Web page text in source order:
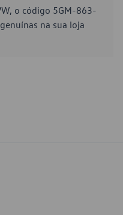
o código 5GM-863-
na sua loja